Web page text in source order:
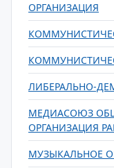
ОРГАНИЗАЦИЯ
ЛИБЕРАЛЬНО-
МЕДИАСОЮЗ
ОРГАНИЗАЦИЯ
МУЗЫКАЛЬНОЕ